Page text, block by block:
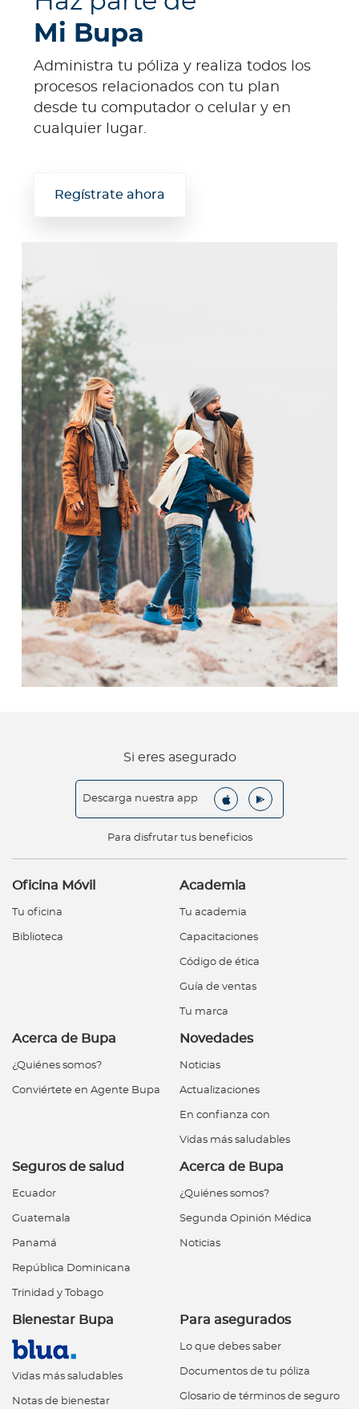
Mi Bupa
Administra tu póliza y realiza todos los
procesos relacionados con tu plan
desde tu computador o celular y en
cualquier lugar.
Regístrate ahora
Si eres asegurado
Descarga nuestra app
Para disfrutar tus beneficios
Oficina Móvil
Tu oficina
Biblioteca
Academia
Tu academia
Capacitaciones
Código de ética
Guía de ventas
Tu marca
Acerca de Bupa
¿Quiénes somos?
Conviértete en Agente Bupa
Novedades
Noticias
Actualizaciones
En confianza con
Vidas más saludables
Seguros de salud
Ecuador
Guatemala
Panamá
República Dominicana
Trinidad y Tobago
Acerca de Bupa
¿Quiénes somos?
Segunda Opinión Médica
Noticias
Bienestar Bupa
Vidas más saludables
Notas de bienestar
Para asegurados
Lo que debes saber
Documentos de tu póliza
Glosario de términos de seguro